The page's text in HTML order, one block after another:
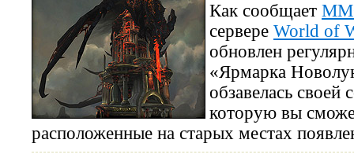
Как сообщает
сервере World of
обновлен
«Ярмарка
обзавелась своей
которую вы
расположенные на старых местах